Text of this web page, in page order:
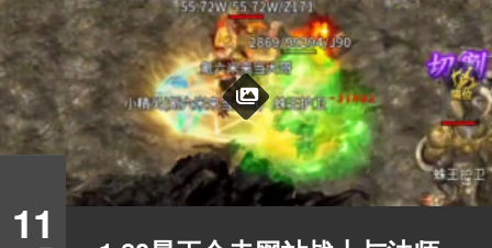
11